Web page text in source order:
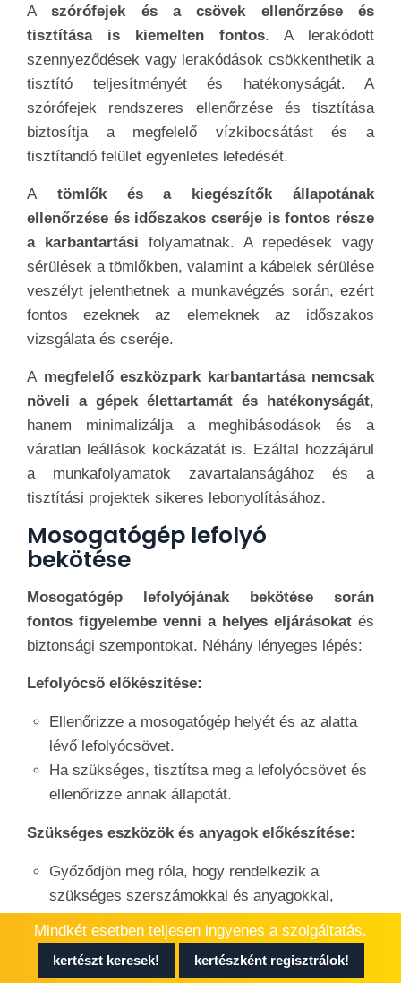
Aszórófejek és a csövek ellenőrzése és
tisztítása is kiemelten fontos. A lerakódott
szennyeződések vagy lerakódások csökkenthetik a
tisztító teljesítményét és hatékonyságát. A
szórófejek rendszeres ellenőrzése és tisztítása
biztosítja a megfelelő vízkibocsátást és a
tisztítandó felület egyenletes lefedését.
A tömlők és a kiegészítők állapotának
ellenőrzése és időszakos cseréje is fontos része
a karbantartási folyamatnak. A repedések vagy
sérülések a tömlőkben, valamint a kábelek sérülése
veszélyt jelenthetnek a munkavégzés során, ezért
fontos ezeknek az elemeknek az időszakos
vizsgálata és cseréje.
A megfelelő eszközpark karbantartása nemcsak
növeli a gépek élettartamát és hatékonyságát,
hanem minimalizálja a meghibásodások és a
váratlan leállások kockázatát is. Ezáltal hozzájárul
a munkafolyamatok zavartalanságához és a
tisztítási projektek sikeres lebonyolításához.
Mosogatógép lefolyó
bekötése
Mosogatógép lefolyójának bekötése során
fontos figyelembe venni a helyes eljárásokat és
biztonsági szempontokat. Néhány lényeges lépés:
Lefolyócső előkészítése:
Ellenőrizze a mosogatógép helyét és az alatta
lévő lefolyócsövet.
Ha szükséges, tisztítsa meg a lefolyócsövet és
ellenőrizze annak állapotát.
Szükséges eszközök és anyagok előkészítése:
Győződjön meg róla, hogy rendelkezik a
szükséges szerszámokkal és anyagokkal,
például csővágóval, vízálló szigetelőszalaggal
és lefolyócső illesztőelemekkel.
Mindkét esetben teljesen ingyenes a szolgáltatás.
kertészt keresek! kertészként regisztrálok!